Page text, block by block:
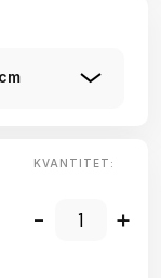
KVANTITET:
- +